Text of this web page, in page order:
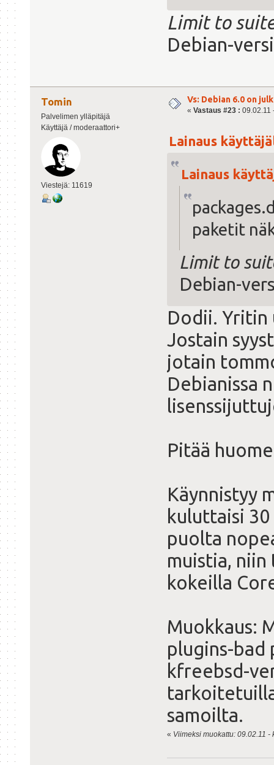
Limit to
Debian-
Tomin
Palvelimen ylläpitäjä
Käyttäjä / moderaattori+
Viestejä: 11619
Vs: Debian 6.0 on
« Vastaus #23 : 09.02.11
Lainaus
Lainaus
paketit
Limit to
Debian-
Dodii. Yritin
Jostain
jotain
Debianissa
Pitää
Käynnistyy
kuluttaisi
puolta
muistia,
kokeilla
Muokkaus:
plugins-bad
kfreebsd-
samoilta.
« Viimeksi muokattu: 09.02.11